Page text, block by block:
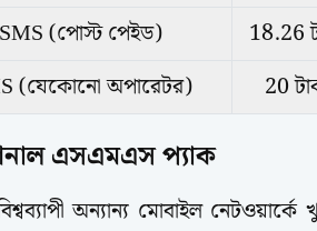
(পোস্ট পেইড)
18.26
(যেকোনো অপারেটর)
20
এসএমএস প্যাক
অন্যান্য মোবাইল